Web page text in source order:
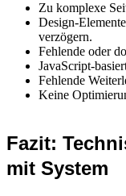
Zu komplexe
Design-
verzögern.
Fehlende oder
JavaScript-
Fehlende
Keine
Fazit:
mit System